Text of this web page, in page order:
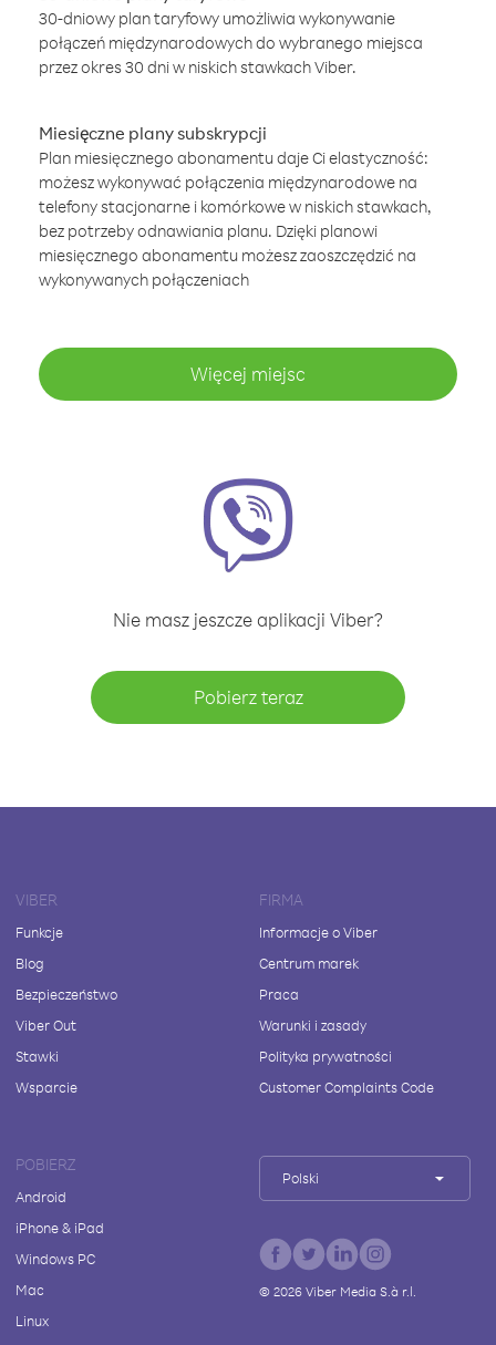
30-dniowy plan taryfowy umożliwia wykonywanie
połączeń międzynarodowych do wybranego miejsca
przez okres 30 dni w niskich stawkach Viber.
Miesięczne plany subskrypcji
Plan miesięcznego abonamentu daje Ci elastyczność:
możesz wykonywać połączenia międzynarodowe na
telefony stacjonarne i komórkowe w niskich stawkach,
bez potrzeby odnawiania planu. Dzięki planowi
miesięcznego abonamentu możesz zaoszczędzić na
wykonywanych połączeniach
Więcej miejsc
Nie masz jeszcze aplikacji Viber?
Pobierz teraz
VIBER
Funkcje
Blog
Bezpieczeństwo
Viber Out
Stawki
Wsparcie
FIRMA
Informacje o Viber
Centrum marek
Praca
Warunki i zasady
Polityka prywatności
Customer Complaints Code
POBIERZ
Android
iPhone & iPad
Windows PC
Mac
Linux
Polski
© 2026Viber Media S.à r.l.